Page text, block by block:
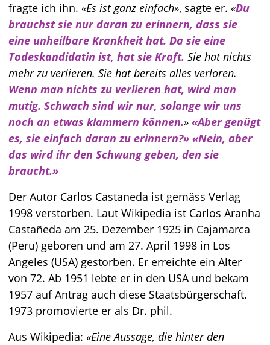
fragte ich ihn. Es ist ganz einfach , sagte er. Du
brauchst sie nur daran zu erinnern, dass sie
eine unheilbare Krankheit hat. Da sie eine
Todeskandidatin ist, hat sie Kraft. Sie hat nichts
mehr zu verlieren. Sie hat bereits alles verloren.
Wenn man nichts zu verlieren hat, wird man
mutig. Schwach sind wir nur, solange wir uns
noch an etwas klammern können.
Aber genügt
es, sie einfach daran zu erinnern?
Nein, aber
das wird ihr den Schwung geben, den sie
braucht.
Der Autor Carlos Castaneda ist gemäss Verlag
1998 verstorben. Laut Wikipedia ist Carlos Aranha
Castañeda am 25. Dezember 1925 in Cajamarca
(Peru) geboren und am 27. April 1998 in Los
Angeles (USA) gestorben. Er erreichte ein Alter
von 72. Ab 1951 lebte er in den USA und bekam
1957 auf Antrag auch diese Staatsbürgerschaft.
1973 promovierte er als Dr. phil.
Aus Wikipedia: Eine Aussage, die hinter den